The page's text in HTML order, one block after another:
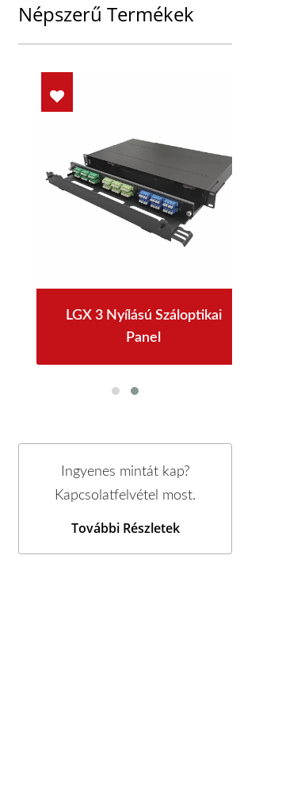
Népszerű Termékek
LGX 3 Nyílású Száloptikai
Panel
Ingyenes mintát kap?
Kapcsolatfelvétel most.
További Részletek